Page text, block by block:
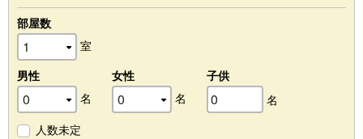
部屋数
室
男性
名
女性
名
子供
名
人数未定